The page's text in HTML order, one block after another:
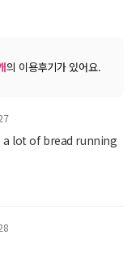
의 이용후기가 있어요.
a lot of bread running